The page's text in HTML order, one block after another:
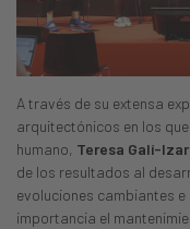
A través de su extensa
arquitectónicos en los
humano, Teresa Galí-
de los resultados al
evoluciones cambiantes
importancia el